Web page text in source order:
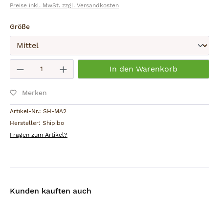
Inspiriert durch Ayahuasca Visionen.
Abbildung ähnlich - jedes Stück ein Unikat.
Preise inkl. MwSt. zzgl. Versandkosten
Größeauswählen
Absenden
Produkt Anzahl: Gib den
In den Warenkorb
Merken
Artikel-Nr.: SH-MA2
Hersteller: Shipibo
Fragen zum Artikel?
Kunden kauften auch